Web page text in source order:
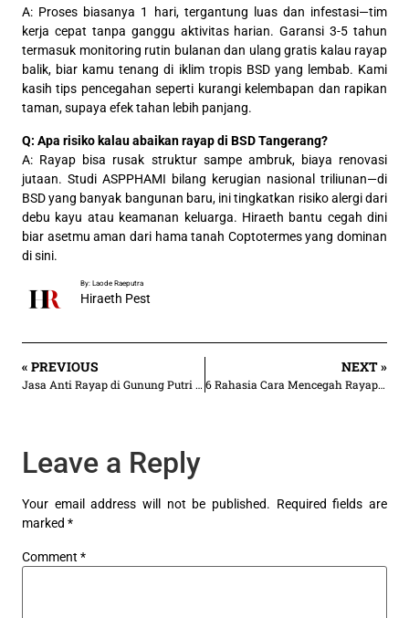
A: Proses biasanya 1 hari, tergantung luas dan infestasi—tim
kerja cepat tanpa ganggu aktivitas harian. Garansi 3-5 tahun
termasuk monitoring rutin bulanan dan ulang gratis kalau rayap
balik, biar kamu tenang di iklim tropis BSD yang lembab. Kami
kasih tips pencegahan seperti kurangi kelembapan dan rapikan
taman, supaya efek tahan lebih panjang.
Q: Apa risiko kalau abaikan rayap di BSD Tangerang?
A: Rayap bisa rusak struktur sampe ambruk, biaya renovasi
jutaan. Studi ASPPHAMI bilang kerugian nasional triliunan—di
BSD yang banyak bangunan baru, ini tingkatkan risiko alergi dari
debu kayu atau keamanan keluarga. Hiraeth bantu cegah dini
biar asetmu aman dari hama tanah Coptotermes yang dominan
di sini.
By: Laode Raeputra
Hiraeth Pest
« PREVIOUS
Jasa Anti Rayap di Gunung Putri | Rp 30.000/an m²
NEXT »
6 Rahasia Cara Mencegah Rayap di Musim Hujan
Leave a Reply
Your email address will not be published. Required fields are
marked *
Comment *